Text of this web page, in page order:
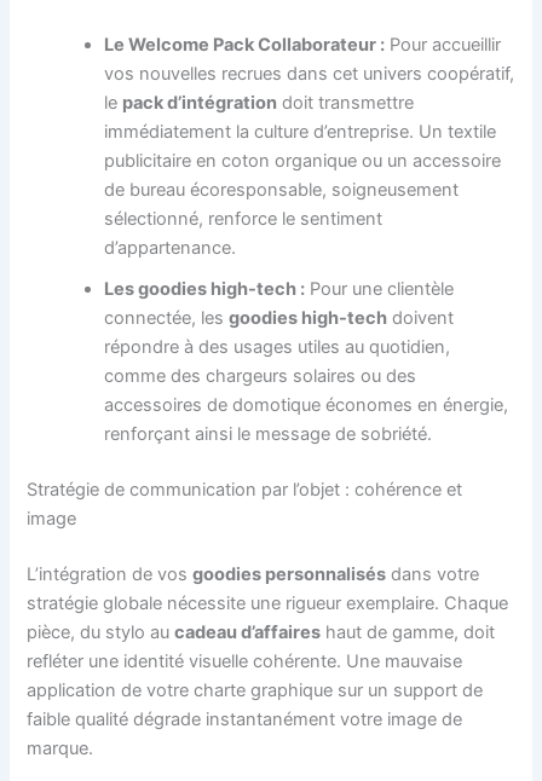
Le Welcome Pack Collaborateur : Pour accueillir
vos nouvelles recrues dans cet univers coopératif,
le pack d’intégration doit transmettre
immédiatement la culture d’entreprise. Un textile
publicitaire en coton organique ou un accessoire
de bureau écoresponsable, soigneusement
sélectionné, renforce le sentiment
d’appartenance.
Les goodies high-tech : Pour une clientèle
connectée, lesgoodies high-tech doivent
répondre à des usages utiles au quotidien,
comme des chargeurs solaires ou des
accessoires de domotique économes en énergie,
renforçant ainsi le message de sobriété.
Stratégie de communication par l’objet : cohérence et
image
L’intégration de vosgoodies personnalisés dans votre
stratégie globale nécessite une rigueur exemplaire. Chaque
pièce, du stylo aucadeau d’affaires haut de gamme, doit
refléter une identité visuelle cohérente. Une mauvaise
application de votre charte graphique sur un support de
faible qualité dégrade instantanément votre image de
marque.